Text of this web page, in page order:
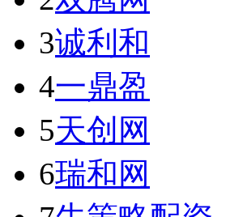
3诚利和
4一鼎盈
5天创网
6瑞和网